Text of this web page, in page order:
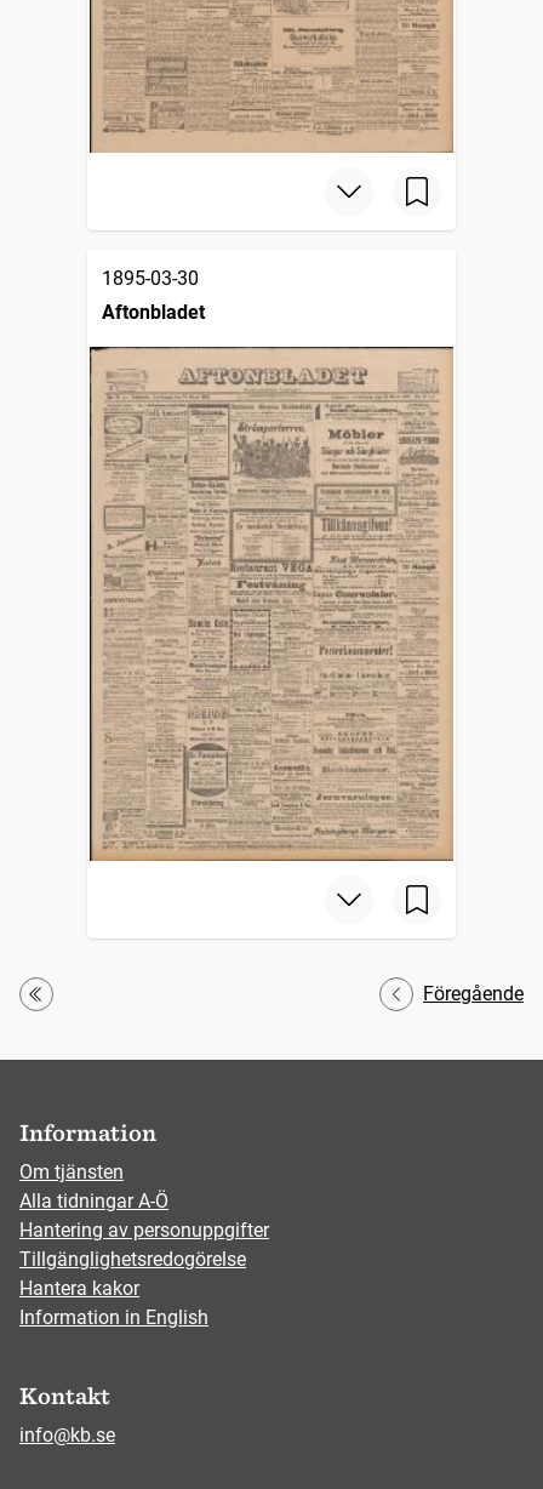
1895-03-30
Aftonbladet
Första
Föregående
Information
Om tjänsten
Alla tidningar A-Ö
Hantering av personuppgifter
Tillgänglighetsredogörelse
Hantera kakor
Information in English
Kontakt
info@kb.se